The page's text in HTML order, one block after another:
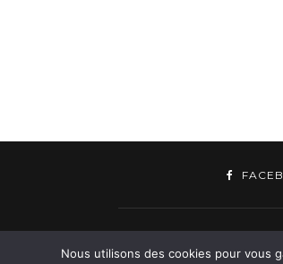
Nous utilisons des cookies pour vous